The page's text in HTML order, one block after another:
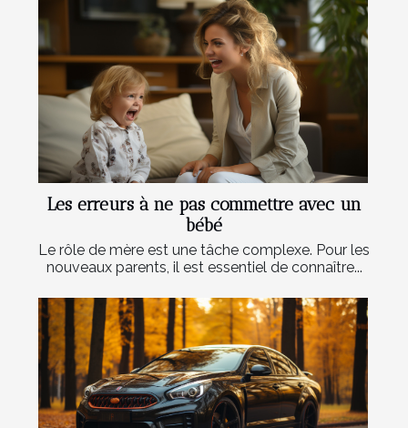
Les erreurs à ne pas commettre avec un
bébé
Le rôle de mère est une tâche complexe. Pour les
nouveaux parents, il est essentiel de connaître...